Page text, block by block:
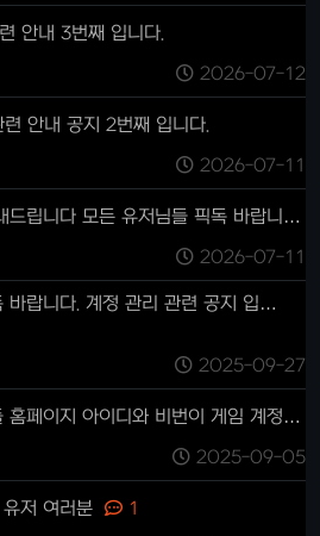
안내 3번째 입니다.
2026-07-12
련 안내 공지 2번째 입니다.
2026-07-11
드립니다 모든 유저님들 픽독 바랍니…
2026-07-11
바랍니다. 계정 관리 관련 공지 입…
2025-09-27
홈페이지 아이디와 비번이 게임 계정…
2025-09-05
저 여러분
1